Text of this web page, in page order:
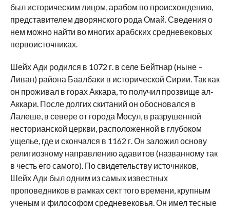
был историческим лицом, арабом по происхождению,
представителем дворянского рода Омай. Сведения о
нем можно найти во многих арабских средневековых
первоисточниках.
Шейх Ади родился в 1072 г. в селе Бейтнар (ныне –
Ливан) района Баалбаки в исторической Сирии. Так как
он проживал в горах Аккара, то получил прозвище ал-
Аккари. После долгих скитаний он обосновался в
Лалеше, в севере от города Мосул, в разрушенной
несторианской церкви, расположенной в глубоком
ущелье, где и скончался в 1162 г. Он заложил основу
религиозному направлению адавитов (названному так
в честь его самого). По свидетельству источников,
Шейх Ади был одним из самых известных
проповедников в рамках сект того времени, крупным
ученым и философом средневековья. Он имел тесные